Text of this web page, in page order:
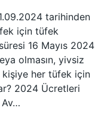
tarihinden
için tüfek
16 Mayıs 2024
olmasın, yivsiz
kişiye her tüfek için
2024 Ücretleri
Av…